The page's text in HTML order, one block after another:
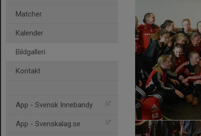
Matcher
Kalender
Bildgalleri
Kontakt
App - Svensk Innebandy
App - Svenskalag.se